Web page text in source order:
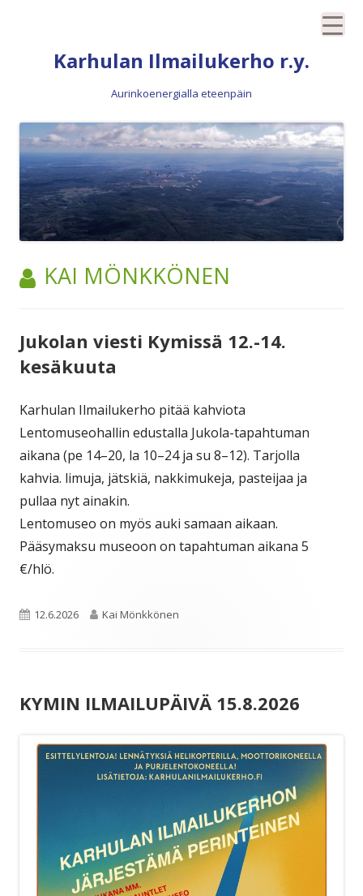
Karhulan Ilmailukerho r.y.
Aurinkoenergialla eteenpäin
TEKIJÄ:
KAI MÖNKKÖNEN
Jukolan viesti Kymissä 12.-14.
kesäkuuta
Karhulan Ilmailukerho pitää kahviota
Lentomuseohallin edustalla Jukola-tapahtuman
aikana (pe 14–20, la 10–24 ja su 8–12). Tarjolla
kahvia. limuja, jätskiä, nakkimukeja, pasteijaa ja
pullaa nyt ainakin.
Lentomuseo on myös auki samaan aikaan.
Pääsymaksu museoon on tapahtuman aikana 5
€/hlö.
Julkaistu
12.6.2026 Kirjoittaja
Kai Mönkkönen
KYMIN ILMAILUPÄIVÄ 15.8.2026